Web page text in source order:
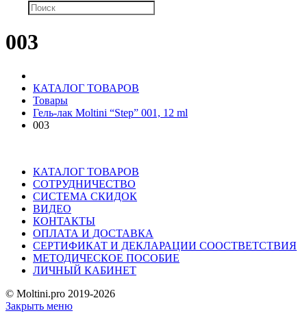
003
КАТАЛОГ ТОВАРОВ
Товары
Гель-лак Moltini “Step” 001, 12 ml
003
КАТАЛОГ ТОВАРОВ
СОТРУДНИЧЕСТВО
СИСТЕМА СКИДОК
ВИДЕО
КОНТАКТЫ
ОПЛАТА И ДОСТАВКА
СЕРТИФИКАТ И ДЕКЛАРАЦИИ СООСТВЕТСТВИЯ
МЕТОДИЧЕСКОЕ ПОСОБИЕ
ЛИЧНЫЙ КАБИНЕТ
© Moltini.pro 2019-2026
Закрыть меню